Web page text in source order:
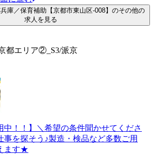
庫／保育補助【京都市東山区-008】のその他の
求人を見る
都エリア②_S3/派京
中！！】＼希望の条件聞かせてくださ
事を探そう♪製造・検品など多数ご用
ます★